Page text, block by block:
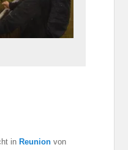
in Reunion von